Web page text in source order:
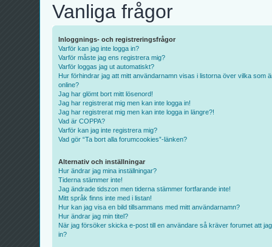
Vanliga frågor
Inloggnings- och registreringsfrågor
Varför kan jag inte logga in?
Varför måste jag ens registrera mig?
Varför loggas jag ut automatiskt?
Hur förhindrar jag att mitt användarnamn visas i listorna över vilka som
online?
Jag har glömt bort mitt lösenord!
Jag har registrerat mig men kan inte logga in!
Jag har registrerat mig men kan inte logga in längre?!
Vad är COPPA?
Varför kan jag inte registrera mig?
Vad gör “Ta bort alla forumcookies”-länken?
Alternativ och inställningar
Hur ändrar jag mina inställningar?
Tiderna stämmer inte!
Jag ändrade tidszon men tiderna stämmer fortfarande inte!
Mitt språk finns inte med i listan!
Hur kan jag visa en bild tillsammans med mitt användarnamn?
Hur ändrar jag min titel?
När jag försöker skicka e-post till en användare så kräver forumet att
in?